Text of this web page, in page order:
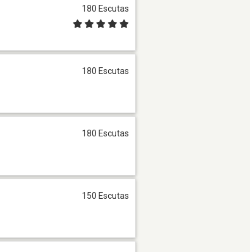
180 Escutas
180 Escutas
180 Escutas
150 Escutas